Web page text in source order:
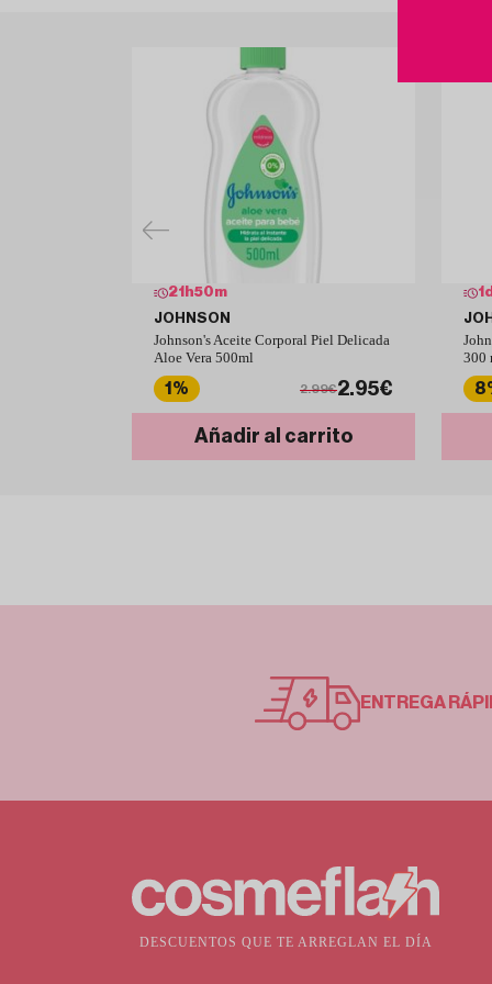
21 h50m
JOHNSON
Johnson's Aceite Corporal Piel Delicada
Aloe Vera 500ml
1% 2.99€2.95€
Añadir al carrito
1
300
ENTREGA
DESCUENTOS QUE TE ARREGLAN EL DÍA